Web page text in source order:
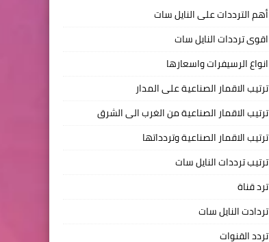
أهم الترددات على النايل سات
اقوى ترددات النايل سات
انواع الرسيفرات واسعارها
ترتيب الاقمار الصناعية على المدار
ترتيب الاقمار الصناعية من الغرب الى الشرق
ترتيب الاقمار الصناعية وتردداتها
ترتيب ترددات النايل سات
ترد قناة
تردادت النايل سات
تردد القنوات